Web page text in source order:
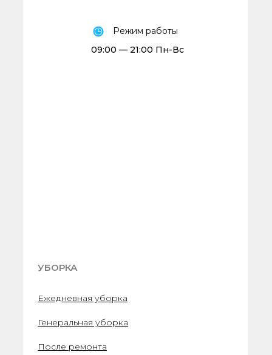
УБОРКА
Генеральная уборка
Ежедневная уборка
После ремонта
Режим работы
09:00 — 21:00 Пн-Вс